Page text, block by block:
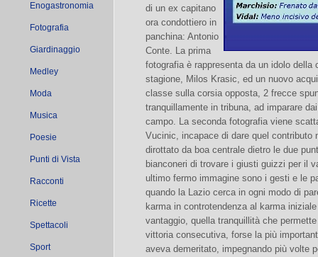
Enogastronomia
Fotografia
Giardinaggio
Medley
Moda
Musica
Poesie
Punti di Vista
Racconti
Ricette
Spettacoli
Sport
di un ex capitano
ora condottiero in
panchina: Antonio
Conte. La prima
fotografia è rappresenta da un idolo
stagione, Milos Krasic, ed un nuovo
classe sulla corsia opposta, 2 frecce
tranquillamente in tribuna, ad imparare
campo. La seconda fotografia viene
Vucinic, incapace di dare quel contributo
dirottato da boa centrale dietro le due
bianconeri di trovare i giusti guizzi per il
ultimo fermo immagine sono i gesti e le
quando la Lazio cerca in ogni modo di
karma in controtendenza al karma
vantaggio, quella tranquillità che
vittoria consecutiva, forse la più
aveva demeritato, impegnando più volte